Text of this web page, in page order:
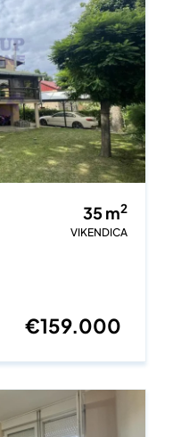
35m2
VIKENDICA
€159.000